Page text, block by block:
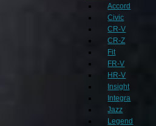
Accord
Civic
CR-V
CR-Z
Fit
FR-V
HR-V
Insight
Integra
Jazz
Legend